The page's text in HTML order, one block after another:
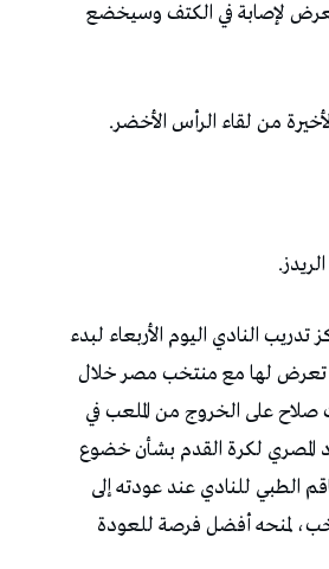
تعرض لإصابة في الكتف وسيخضع
من لقاء الرأس الأخضر.
النادي اليوم الأربعاء لبدء
تعرض لها مع منتخب مصر خلال
صلاح على الخروج من الملعب في
المصري لكرة القدم بشأن خضوع
الطبي للنادي عند عودته إلى
لمنحه أفضل فرصة للعودة